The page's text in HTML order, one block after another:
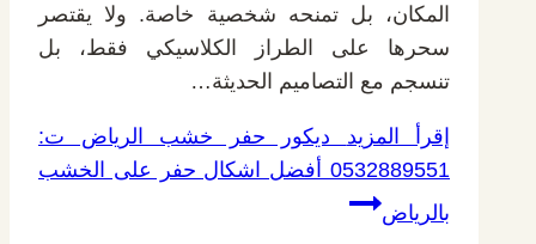
المكان، بل تمنحه شخصية خاصة. ولا يقتصر
سحرها على الطراز الكلاسيكي فقط، بل
تنسجم مع التصاميم الحديثة…
إقرأ المزيد ديكور حفر خشب الرياض ت:
0532889551 أفضل اشكال حفر على الخشب
بالرياض